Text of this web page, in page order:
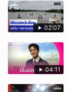
02:07
04:11